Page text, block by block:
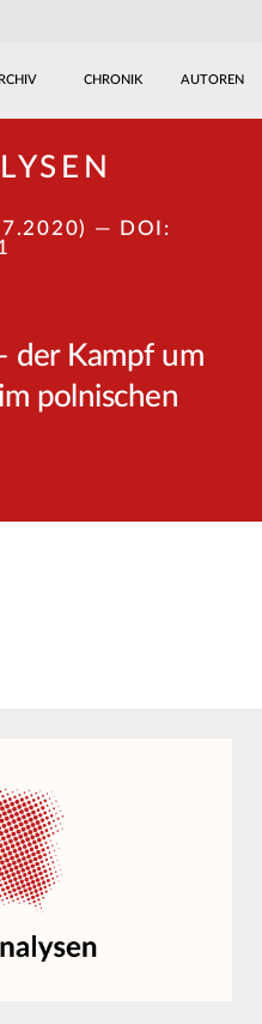
CHRONIK AUTOREN
— DOI:
der Kampf um
polnischen